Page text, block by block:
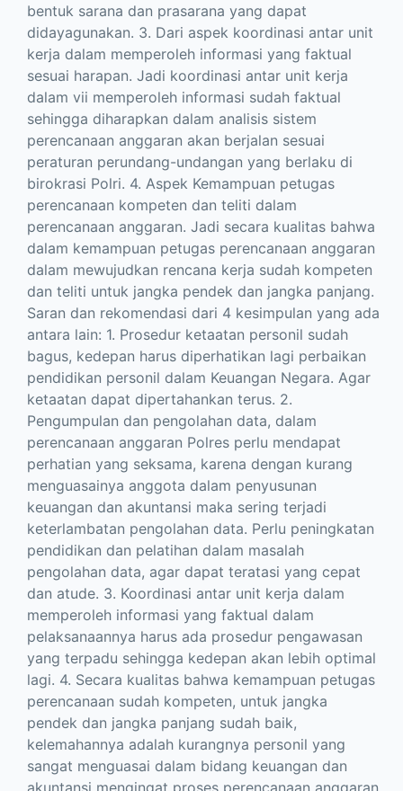
bentuk sarana dan prasarana yang dapat
didayagunakan. 3. Dari aspek koordinasi antar unit
kerja dalam memperoleh informasi yang faktual
sesuai harapan. Jadi koordinasi antar unit kerja
dalam vii memperoleh informasi sudah faktual
sehingga diharapkan dalam analisis sistem
perencanaan anggaran akan berjalan sesuai
peraturan perundang-undangan yang berlaku di
birokrasi Polri. 4. Aspek Kemampuan petugas
perencanaan kompeten dan teliti dalam
perencanaan anggaran. Jadi secara kualitas bahwa
dalam kemampuan petugas perencanaan anggaran
dalam mewujudkan rencana kerja sudah kompeten
dan teliti untuk jangka pendek dan jangka panjang.
Saran dan rekomendasi dari 4 kesimpulan yang ada
antara lain: 1. Prosedur ketaatan personil sudah
bagus, kedepan harus diperhatikan lagi perbaikan
pendidikan personil dalam Keuangan Negara. Agar
ketaatan dapat dipertahankan terus. 2.
Pengumpulan dan pengolahan data, dalam
perencanaan anggaran Polres perlu mendapat
perhatian yang seksama, karena dengan kurang
menguasainya anggota dalam penyusunan
keuangan dan akuntansi maka sering terjadi
keterlambatan pengolahan data. Perlu peningkatan
pendidikan dan pelatihan dalam masalah
pengolahan data, agar dapat teratasi yang cepat
dan atude. 3. Koordinasi antar unit kerja dalam
memperoleh informasi yang faktual dalam
pelaksanaannya harus ada prosedur pengawasan
yang terpadu sehingga kedepan akan lebih optimal
lagi. 4. Secara kualitas bahwa kemampuan petugas
perencanaan sudah kompeten, untuk jangka
pendek dan jangka panjang sudah baik,
kelemahannya adalah kurangnya personil yang
sangat menguasai dalam bidang keuangan dan